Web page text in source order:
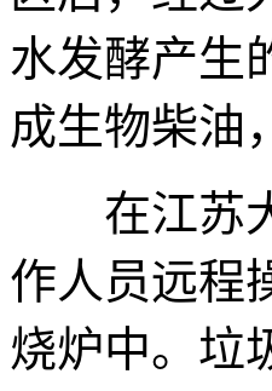
水发酵产生
成生物柴油
在江苏大
作人员远程
烧炉中。垃